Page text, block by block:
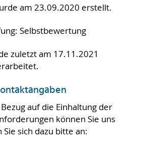
am 23.09.2020 erstellt.
Selbstbewertung
zuletzt am 17.11.2021
auf die Einhaltung der
können Sie uns
sich dazu bitte an: